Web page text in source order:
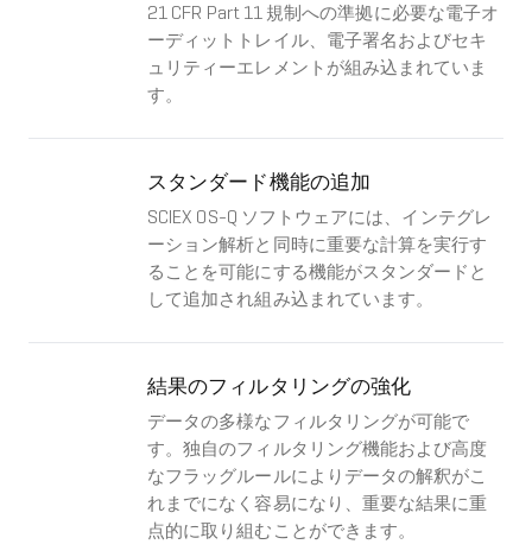
21 CFR Part 11 規制への準拠に必要な電子オ
ーディットトレイル、電子署名およびセキ
ュリティーエレメントが組み込まれていま
す。
スタンダード機能の追加
SCIEX OS-Q ソフトウェアには、インテグレ
ーション解析と同時に重要な計算を実行す
ることを可能にする機能がスタンダードと
して追加され組み込まれています。
結果のフィルタリングの強化
データの多様なフィルタリングが可能で
す。独自のフィルタリング機能および高度
なフラッグルールによりデータの解釈がこ
れまでになく容易になり、重要な結果に重
点的に取り組むことができます。